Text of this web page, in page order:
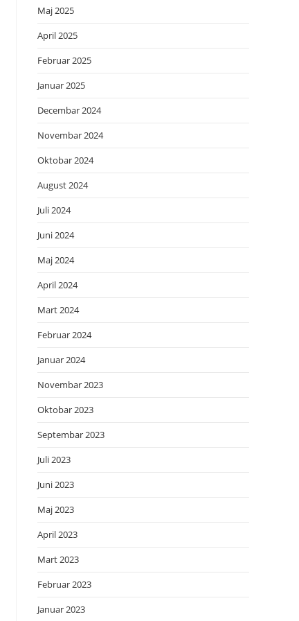
Maj 2025
April 2025
Februar 2025
Januar 2025
Decembar 2024
Novembar 2024
Oktobar 2024
August 2024
Juli 2024
Juni 2024
Maj 2024
April 2024
Mart 2024
Februar 2024
Januar 2024
Novembar 2023
Oktobar 2023
Septembar 2023
Juli 2023
Juni 2023
Maj 2023
April 2023
Mart 2023
Februar 2023
Januar 2023